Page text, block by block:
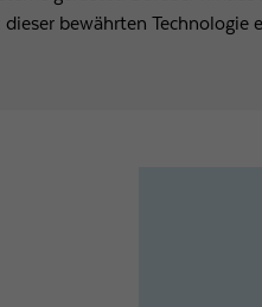
dieser bewährten Technologie